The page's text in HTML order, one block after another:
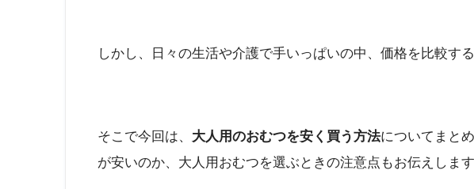
しかし、日々の生活や介護で手いっぱいの中、価格を比較す
そこで今回は、 大人用のおむつを安く買う方法についてまと
が安いのか、大人用おむつを選ぶときの注意点もお伝えします